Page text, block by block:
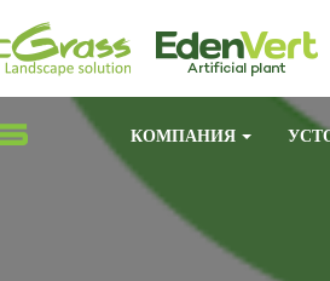
КОМПАНИЯ